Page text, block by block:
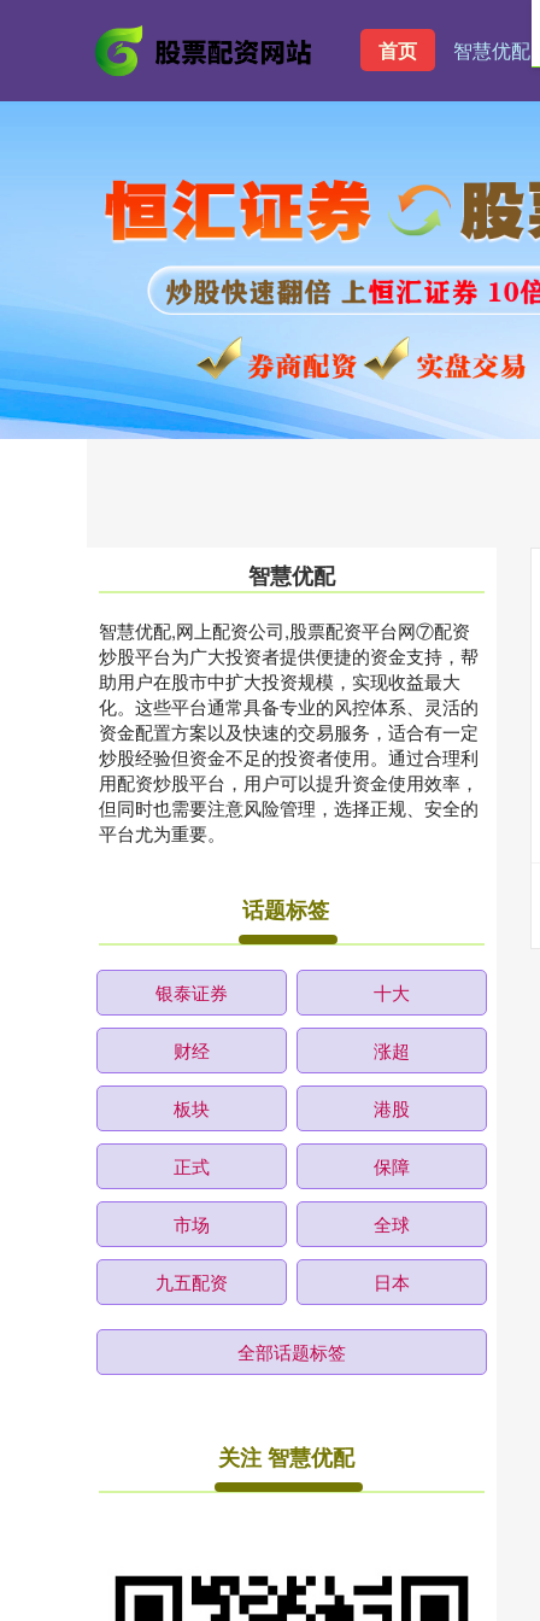
首页 智慧优配
智慧优配
智慧优配,网上配资公司,股票配资平台网⑦配资
炒股平台为广大投资者提供便捷的资金支持，帮
助用户在股市中扩大投资规模，实现收益最大
化。这些平台通常具备专业的风控体系、灵活的
资金配置方案以及快速的交易服务，适合有一定
炒股经验但资金不足的投资者使用。通过合理利
用配资炒股平台，用户可以提升资金使用效率，
但同时也需要注意风险管理，选择正规、安全的
平台尤为重要。
话题标签
银泰证券 十大
财经 涨超
板块 港股
正式 保障
市场 全球
九五配资 日本
全部话题标签
关注 智慧优配